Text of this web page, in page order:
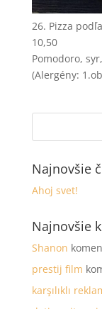
26. Pizza
10,50
Pomodoro,
(Alergény:
Najnovšie
Ahoj svet!
Najnovšie
Shanon
prestij film
karşılıklı